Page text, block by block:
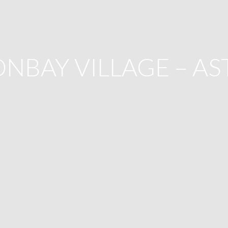
VILLAGE –